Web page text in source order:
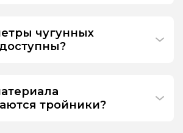
чугунных
тройники?